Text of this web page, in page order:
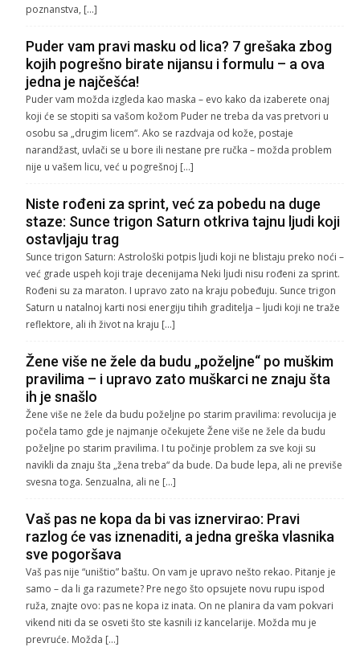
poznanstva, […]
Puder vam pravi masku od lica? 7 grešaka zbog
kojih pogrešno birate nijansu i formulu – a ova
jedna je najčešća!
Puder vam možda izgleda kao maska – evo kako da izaberete onaj
koji će se stopiti sa vašom kožom Puder ne treba da vas pretvori u
osobu sa „drugim licem“. Ako se razdvaja od kože, postaje
narandžast, uvlači se u bore ili nestane pre ručka – možda problem
nije u vašem licu, već u pogrešnoj […]
Niste rođeni za sprint, već za pobedu na duge
staze: Sunce trigon Saturn otkriva tajnu ljudi koji
ostavljaju trag
Sunce trigon Saturn: Astrološki potpis ljudi koji ne blistaju preko noći –
već grade uspeh koji traje decenijama Neki ljudi nisu rođeni za sprint.
Rođeni su za maraton. I upravo zato na kraju pobeđuju. Sunce trigon
Saturn u natalnoj karti nosi energiju tihih graditelja – ljudi koji ne traže
reflektore, ali ih život na kraju […]
Žene više ne žele da budu „poželjne“ po muškim
pravilima – i upravo zato muškarci ne znaju šta
ih je snašlo
Žene više ne žele da budu poželjne po starim pravilima: revolucija je
počela tamo gde je najmanje očekujete Žene više ne žele da budu
poželjne po starim pravilima. I tu počinje problem za sve koji su
navikli da znaju šta „žena treba“ da bude. Da bude lepa, ali ne previše
svesna toga. Senzualna, ali ne […]
Vaš pas ne kopa da bi vas iznervirao: Pravi
razlog će vas iznenaditi, a jedna greška vlasnika
sve pogoršava
Vaš pas nije “uništio” baštu. On vam je upravo nešto rekao. Pitanje je
samo – da li ga razumete? Pre nego što opsujete novu rupu ispod
ruža, znajte ovo: pas ne kopa iz inata. On ne planira da vam pokvari
vikend niti da se osveti što ste kasnili iz kancelarije. Možda mu je
prevruće. Možda […]